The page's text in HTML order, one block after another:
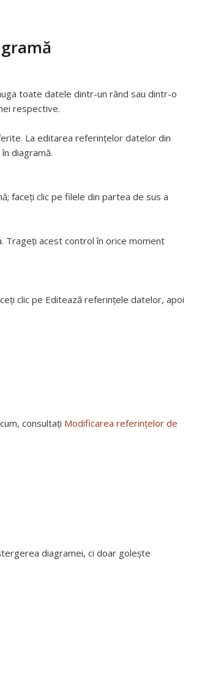
toate datele dintr-un rând sau dintr-o
respective.
La editarea referințelor datelor din
diagramă.
faceți clic pe filele din partea de sus a
Trageți acest control în orice moment
clic pe Editează referințele datelor, apoi
consultați Modificarea referințelor de
diagramei, ci doar golește